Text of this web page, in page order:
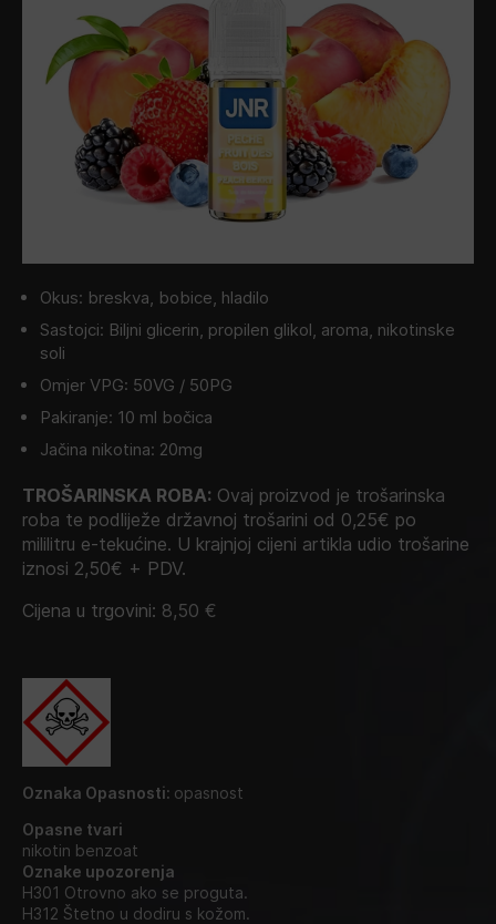
Okus: breskva, bobice, hladilo
Sastojci: Biljni glicerin, propilen glikol, aroma, nikotinske
soli
Omjer VPG: 50VG / 50PG
Pakiranje: 10 ml bočica
Jačina nikotina: 20mg
TROŠARINSKA ROBA: Ovaj proizvod je trošarinska
roba te podliježe državnoj trošarini od 0,25€ po
mililitru e-tekućine. U krajnjoj cijeni artikla udio trošarine
iznosi 2,50€ + PDV.
Cijena u trgovini: 8,50 €
Oznaka Opasnosti: opasnost
Opasne tvari
nikotin benzoat
Oznake upozorenja
H301 Otrovno ako se proguta.
H312 Štetno u dodiru s kožom.